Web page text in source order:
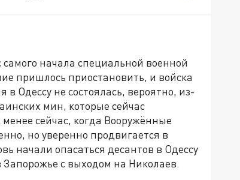
начала специальной военной
пришлось приостановить, и войска
Одессу не состоялась, вероятно, из-
мин, которые сейчас
сейчас, когда Вооружённые
но уверенно продвигается в
начали опасаться десантов в Одессу
с выходом на Николаев.